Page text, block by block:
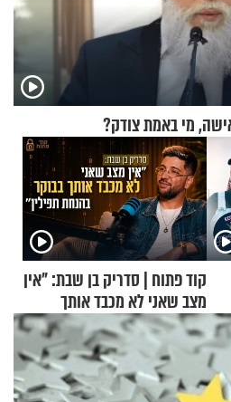
מי באמת צודק?
קוד פתוח | סדריק בן שבת: "אין
מצב שאני לא מכבד אותך
בבוקר בהנחת תפילין"